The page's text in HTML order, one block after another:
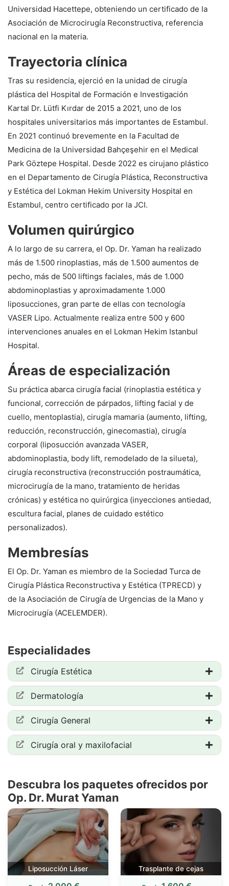
Universidad Hacettepe, obteniendo un certificado de la
Asociación de Microcirugía Reconstructiva, referencia
nacional en la materia.
Trayectoria clínica
Tras su residencia, ejerció en la unidad de cirugía
plástica del Hospital de Formación e Investigación
Kartal Dr. Lütfi Kırdar de 2015 a 2021, uno de los
hospitales universitarios más importantes de Estambul.
En 2021 continuó brevemente en la Facultad de
Medicina de la Universidad Bahçeşehir en el Medical
Park Göztepe Hospital. Desde 2022 es cirujano plástico
en el Departamento de Cirugía Plástica, Reconstructiva
y Estética del Lokman Hekim University Hospital en
Estambul, centro certificado por la JCI.
Volumen quirúrgico
A lo largo de su carrera, el Op. Dr. Yaman ha realizado
más de 1.500 rinoplastias, más de 1.500 aumentos de
pecho, más de 500 liftings faciales, más de 1.000
abdominoplastias y aproximadamente 1.000
liposucciones, gran parte de ellas con tecnología
VASER Lipo. Actualmente realiza entre 500 y 600
intervenciones anuales en el Lokman Hekim Istanbul
Hospital.
Áreas de especialización
Su práctica abarca cirugía facial (rinoplastia estética y
funcional, corrección de párpados, lifting facial y de
cuello, mentoplastia), cirugía mamaria (aumento, lifting,
reducción, reconstrucción, ginecomastia), cirugía
corporal (liposucción avanzada VASER,
abdominoplastia, body lift, remodelado de la silueta),
cirugía reconstructiva (reconstrucción postraumática,
microcirugía de la mano, tratamiento de heridas
crónicas) y estética no quirúrgica (inyecciones antiedad,
escultura facial, planes de cuidado estético
personalizados).
Membresías
El Op. Dr. Yaman es miembro de la Sociedad Turca de
Cirugía Plástica Reconstructiva y Estética (TPRECD) y
de la Asociación de Cirugía de Urgencias de la Mano y
Microcirugía (ACELEMDER).
Especialidades
Cirugía Estética
Dermatología
Cirugía General
Cirugía oral y maxilofacial
Descubra los paquetes ofrecidos por
Op. Dr. Murat Yaman
Liposucción Láser Trasplante de cejas